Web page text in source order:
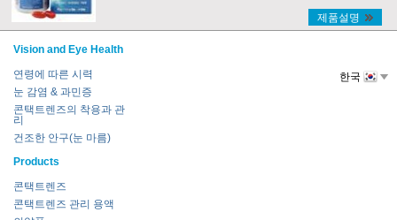
제품설명
Vision and Eye Health
연령에 따른 시력
눈 감염 & 과민증
콘택트렌즈의 착용과 관
리
건조한 안구(눈 마름)
Products
콘택트렌즈
콘택트렌즈 관리 용액
한국